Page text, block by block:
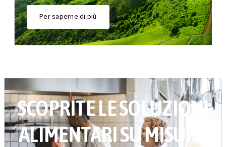
Per saperne di più
SCOPRITE LE SOLUZIONI
ALIMENTARI SU MISURA